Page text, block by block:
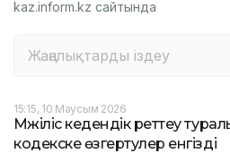
kaz.inform.kz сайтында
15:15, 10 Маусым 2026
Мәжіліс кедендік реттеу
кодекске өзгертулер енгізді